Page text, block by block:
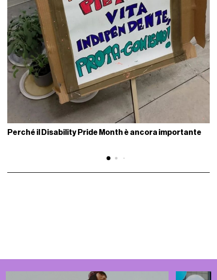
Perché il Disability Pride Month è ancora importante